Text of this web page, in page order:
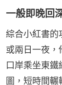
一般即晚回
綜合小紅書的
或兩日一夜，
口岸乘坐東
圖，短時間輾